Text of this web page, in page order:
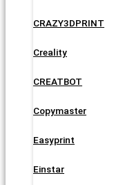
CRAZY3DPRINT
Creality
CREATBOT
Copymaster
Easyprint
Einstar